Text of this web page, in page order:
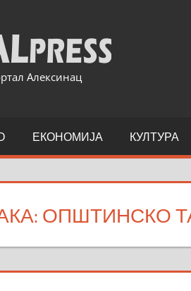
Алексинац
ЕКОНОМИЈА КУЛТУРА
ОПШТИНСКО